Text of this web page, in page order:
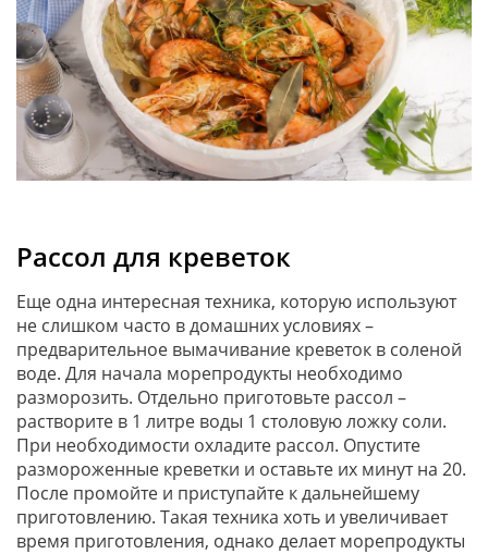
Рассол для креветок
Еще одна интересная техника, которую используют
не слишком часто в домашних условиях –
предварительное вымачивание креветок в соленой
воде. Для начала морепродукты необходимо
разморозить. Отдельно приготовьте рассол –
растворите в 1 литре воды 1 столовую ложку соли.
При необходимости охладите рассол. Опустите
размороженные креветки и оставьте их минут на 20.
После промойте и приступайте к дальнейшему
приготовлению. Такая техника хоть и увеличивает
время приготовления, однако делает морепродукты